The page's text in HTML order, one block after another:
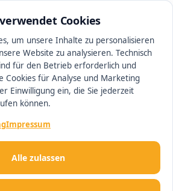
Cookies
um unsere Inhalte zu personalisieren
Website zu analysieren. Technisch
für den Betrieb erforderlich und
Cookies für Analyse und Marketing
Einwilligung ein, die Sie jederzeit
können.
Impressum
Alle zulassen